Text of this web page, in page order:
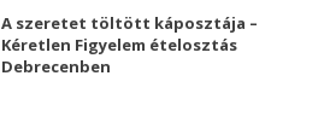
A szeretet töltött káposztája –
Kéretlen Figyelem ételosztás
Debrecenben